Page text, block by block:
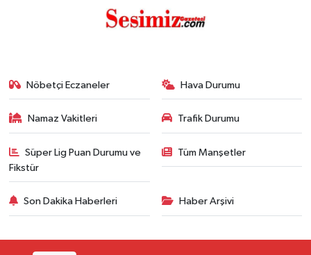
Nöbetçi Eczaneler Hava Durumu
Namaz Vakitleri Trafik Durumu
Süper Lig Puan Durumu ve
Fikstür
Tüm Manşetler
Son Dakika Haberleri Haber Arşivi